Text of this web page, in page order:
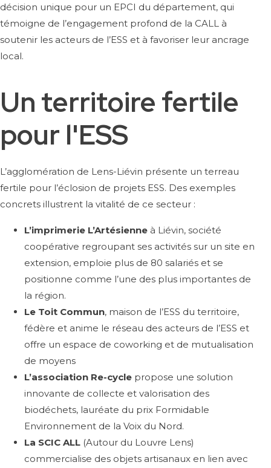
décision unique pour un EPCI du département, qui
témoigne de l’engagement profond de la CALL à
soutenir les acteurs de l’ESS et à favoriser leur ancrage
local.
Un territoire fertile
pour l'ESS
L’agglomération de Lens-Liévin présente un terreau
fertile pour l’éclosion de projets ESS. Des exemples
concrets illustrent la vitalité de ce secteur :
L’imprimerie L’Artésienne à Liévin, société
coopérative regroupant ses activités sur un site en
extension, emploie plus de 80 salariés et se
positionne comme l’une des plus importantes de
la région.
Le Toit Commun, maison de l’ESS du territoire,
fédère et anime le réseau des acteurs de l’ESS et
offre un espace de coworking et de mutualisation
de moyens
L’association Re-cycle propose une solution
innovante de collecte et valorisation des
biodéchets, lauréate du prix Formidable
Environnement de la Voix du Nord.
La SCIC ALL (Autour du Louvre Lens)
commercialise des objets artisanaux en lien avec